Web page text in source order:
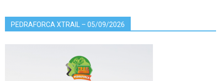
PEDRAFORCA XTRAIL – 05/09/2026